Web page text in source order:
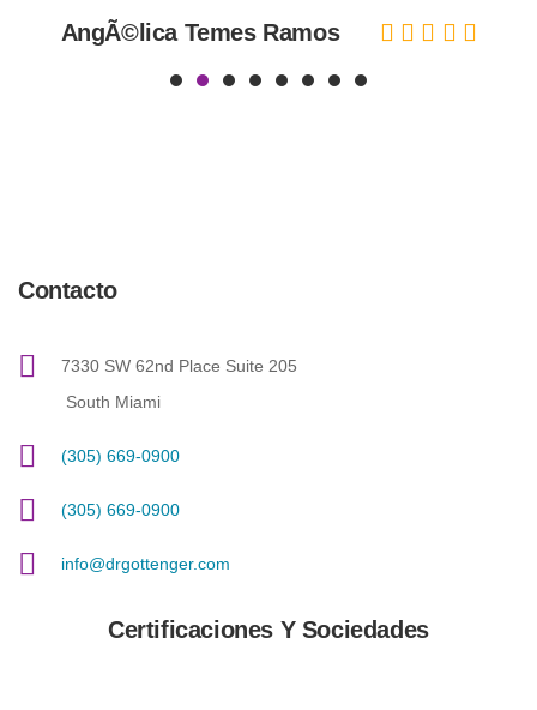
Ramos
Contacto
7330 SW 62nd Place Suite 205
South Miami
(305) 669-0900
(305) 669-0900
info@drgottenger.com
Certificaciones Y Sociedades